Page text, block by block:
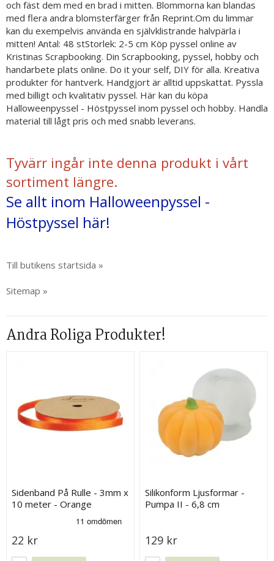
och fäst dem med en brad i mitten. Blommorna kan blandas
med flera andra blomsterfärger från Reprint.Om du limmar
kan du exempelvis använda en självklistrande halvpärla i
mitten! Antal: 48 stStorlek: 2-5 cm Köp pyssel online av
Kristinas Scrapbooking. Din Scrapbooking, pyssel, hobby och
handarbete plats online. Do it your self, DIY för alla. Kreativa
produkter för hantverk. Handgjort är alltid uppskattat. Pyssla
med billigt och kvalitativ pyssel. Här kan du köpa
Halloweenpyssel - Höstpyssel inom pyssel och hobby. Handla
material till lågt pris och med snabb leverans.
Tyvärr ingår inte denna produkt i vårt
sortiment längre.
Se allt inom Halloweenpyssel -
Höstpyssel här!
Till butikens startsida »
Sitemap »
Andra Roliga Produkter!
Sidenband På Rulle - 3mm x
10 meter - Orange
22 kr
Silikonform Ljusformar -
Pumpa II - 6,8 cm
129 kr